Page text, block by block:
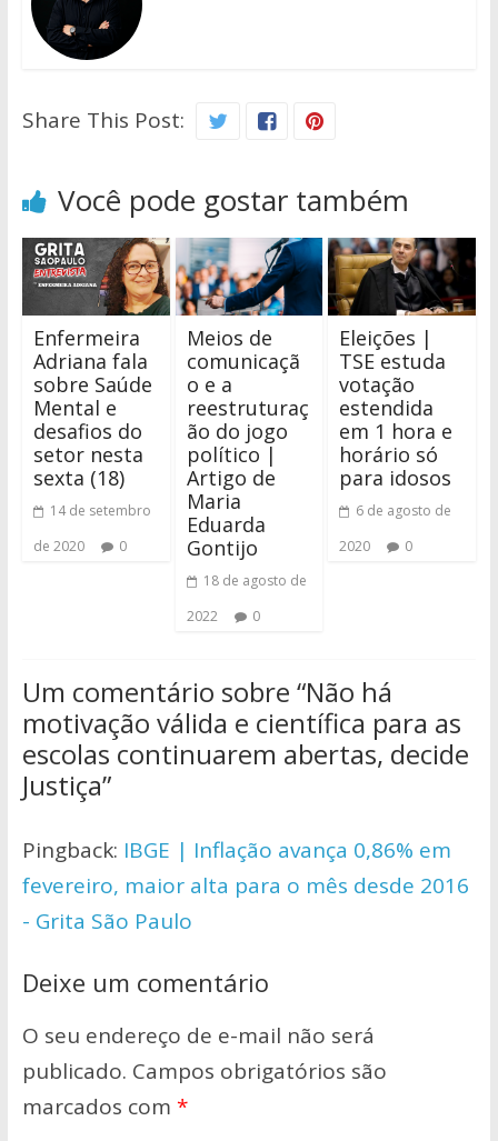
Share This Post:
Você pode gostar também
Enfermeira
Adriana fala
sobre Saúde
Mental e
desafios do
setor nesta
sexta (18)
14 de setembro
de 2020
0
Meios de
comunicaçã
o e a
reestruturaç
ão do jogo
político |
Artigo de
Maria
Eduarda
Gontijo
18 de agosto de
2022
0
Eleições |
TSE estuda
votação
estendida
em 1 hora e
horário só
para idosos
6 de agosto de
2020
0
Um comentário sobre “Não há
motivação válida e científica para as
escolas continuarem abertas, decide
Justiça”
Pingback: IBGE | Inflação avança 0,86% em
fevereiro, maior alta para o mês desde 2016
- Grita São Paulo
Deixe um comentário
O seu endereço de e-mail não será
publicado. Campos obrigatórios são
marcados com *